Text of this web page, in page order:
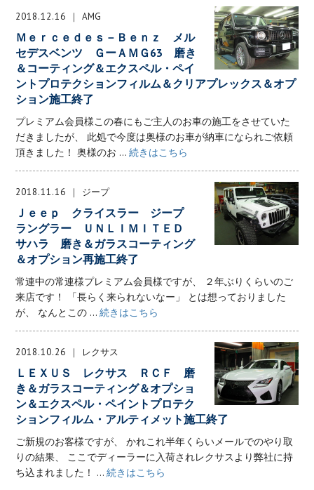
2018.12.16 AMG
Ｍｅｒｃｅｄｅｓ－Ｂｅｎｚ メル
セデスベンツ ＧーＡＭＧ63 磨き
＆コーティング＆エクスペル・ペイ
ントプロテクションフィルム＆クリアプレックス＆オプ
ション施工終了
プレミアム会員様この春にもご主人のお車の施工をさせていた
だきましたが、 此処で今度は奥様のお車が納車になられご依頼
頂きました！ 奥様のお ...続きはこちら
2018.11.16 ジープ
Ｊｅｅｐ クライスラー ジープ
ラングラー ＵＮＬＩＭＩＴＥＤ
サハラ 磨き＆ガラスコーティング
＆オプション再施工終了
常連中の常連様プレミアム会員様ですが、 ２年ぶりくらいのご
来店です！ 「長らく来られないなー」 とは想っておりました
が、 なんとこの ...続きはこちら
2018.10.26 レクサス
ＬＥＸＵＳ レクサス ＲＣＦ 磨
き＆ガラスコーティング＆オプショ
ン＆エクスペル・ペイントプロテク
ションフィルム・アルティメット施工終了
ご新規のお客様ですが、 かれこれ半年くらいメールでのやり取
りの結果、 ここでディーラーに入荷されレクサスより弊社に持
ち込まれました！ ...続きはこちら